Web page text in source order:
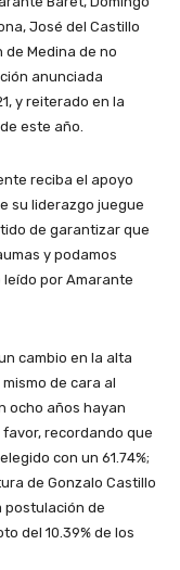
José del Castillo
Medina de no
anunciada
y reiterado en la
este año.
reciba el apoyo
su liderazgo juegue
de garantizar que
y podamos
por Amarante
cambio en la alta
de cara al
ocho años hayan
recordando que
con un 61.74%;
de Gonzalo Castillo
postulación de
del 10.39% de los